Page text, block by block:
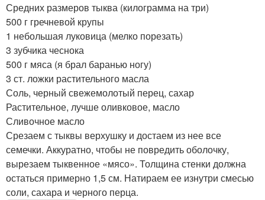
Средних размеров тыква (килограмма на три)
500 г гречневой крупы
1 небольшая луковица (мелко порезать)
3 зубчика чеснока
500 г мяса (я брал баранью ногу)
3 ст. ложки растительного масла
Соль, черный свежемолотый перец, сахар
Растительное, лучше оливковое, масло
Сливочное масло
Срезаем с тыквы верхушку и достаем из нее все
семечки. Аккуратно, чтобы не повредить оболочку,
вырезаем тыквенное «мясо». Толщина стенки должна
остаться примерно 1,5 см. Натираем ее изнутри смесью
соли, сахара и черного перца.